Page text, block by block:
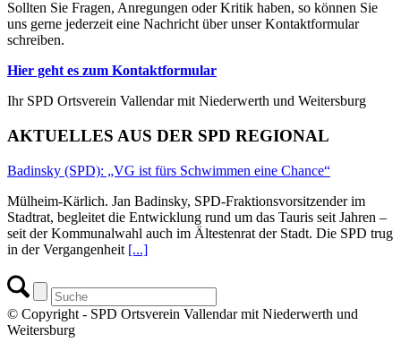
Sollten Sie Fragen, Anregungen oder Kritik haben, so können Sie
uns gerne jederzeit eine Nachricht über unser Kontaktformular
schreiben.
Hier geht es zum Kontaktformular
Ihr SPD Ortsverein Vallendar mit Niederwerth und Weitersburg
AKTUELLES AUS DER SPD REGIONAL
Badinsky (SPD): „VG ist fürs Schwimmen eine Chance“
Mülheim-Kärlich. Jan Badinsky, SPD-Fraktionsvorsitzender im
Stadtrat, begleitet die Entwicklung rund um das Tauris seit Jahren –
seit der Kommunalwahl auch im Ältestenrat der Stadt. Die SPD trug
in der Vergangenheit [...]
© Copyright - SPD Ortsverein Vallendar mit Niederwerth und
Weitersburg